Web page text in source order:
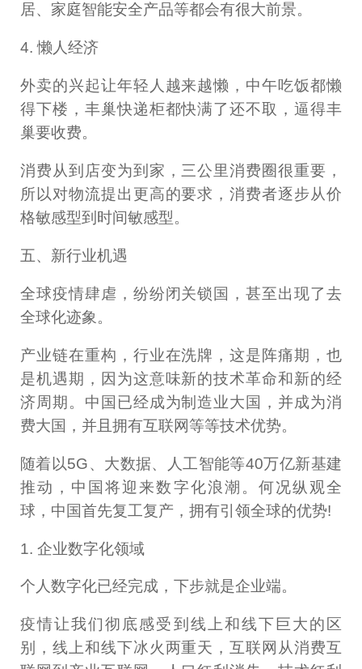
居、家庭智能安全产品等都会有很大前景。
4. 懒人经济
外卖的兴起让年轻人越来越懒，中午吃饭都懒
得下楼，丰巢快递柜都快满了还不取，逼得丰
巢要收费。
消费从到店变为到家，三公里消费圈很重要，
所以对物流提出更高的要求，消费者逐步从价
格敏感型到时间敏感型。
五、新行业机遇
全球疫情肆虐，纷纷闭关锁国，甚至出现了去
全球化迹象。
产业链在重构，行业在洗牌，这是阵痛期，也
是机遇期，因为这意味新的技术革命和新的经
济周期。中国已经成为制造业大国，并成为消
费大国，并且拥有互联网等等技术优势。
随着以5G、大数据、人工智能等40万亿新基建
推动，中国将迎来数字化浪潮。何况纵观全
球，中国首先复工复产，拥有引领全球的优势!
1. 企业数字化领域
个人数字化已经完成，下步就是企业端。
疫情让我们彻底感受到线上和线下巨大的区
别，线上和线下冰火两重天，互联网从消费互